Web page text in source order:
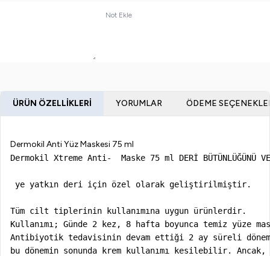
Not Ekle
ÜRÜN ÖZELLIKLERI YORUMLAR ÖDEME
Dermokil Anti Yüz Maskesi 75 ml
Dermokil Xtreme Anti-  Maske 75 ml DERİ BÜTÜNLÜĞÜNÜ VE
ye yatkın deri için özel olarak geliştirilmiştir.
Tüm cilt tiplerinin kullanımına uygun ürünlerdir.
Kullanımı; Günde 2 kez, 8 hafta boyunca temiz yüze
Antibiyotik tedavisinin devam ettiği 2 ay süreli
bu dönemin sonunda krem kullanımı kesilebilir.